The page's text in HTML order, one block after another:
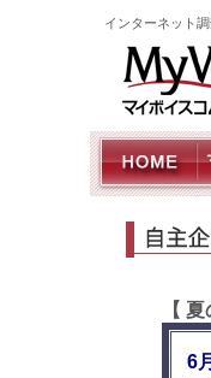
インターネット
【
6